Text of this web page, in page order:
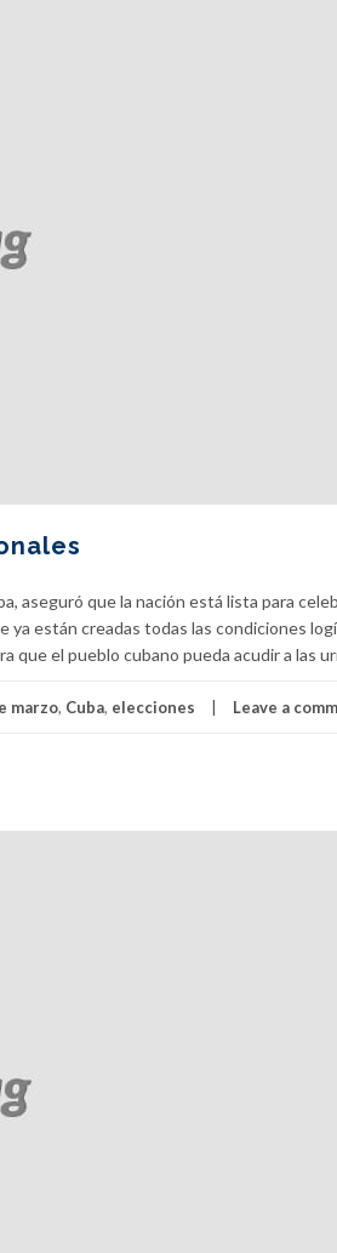
aseguró que la nación está lista para
ya están creadas todas las condiciones
que el pueblo cubano pueda acudir a las
marzo, Cuba, elecciones Leave a